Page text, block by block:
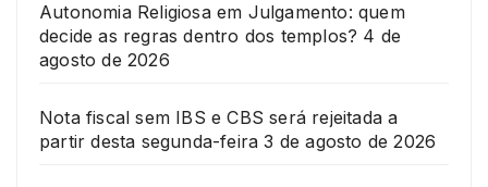
Autonomia Religiosa em Julgamento: quem
decide as regras dentro dos templos? 4 de
agosto de 2026
Nota fiscal sem IBS e CBS será rejeitada a
partir desta segunda-feira 3 de agosto de 2026